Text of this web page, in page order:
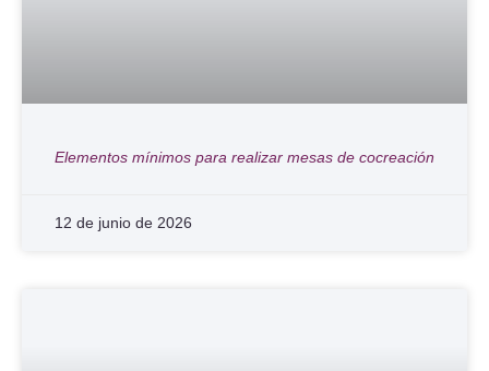
Elementos mínimos para realizar mesas de cocreación
12 de junio de 2026